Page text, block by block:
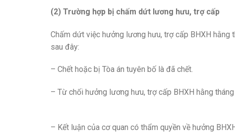
(2) Trường hợp bị chấm dứt lương hưu, trợ cấp
Chấm dứt việc hưởng lương hưu, trợ cấp BHXH
sau đây:
– Chết hoặc bị Tòa án tuyên bố là đã chết.
– Từ chối hưởng lương hưu, trợ cấp BHXH hằng
– Kết luận của cơ quan có thẩm quyền về hưởng